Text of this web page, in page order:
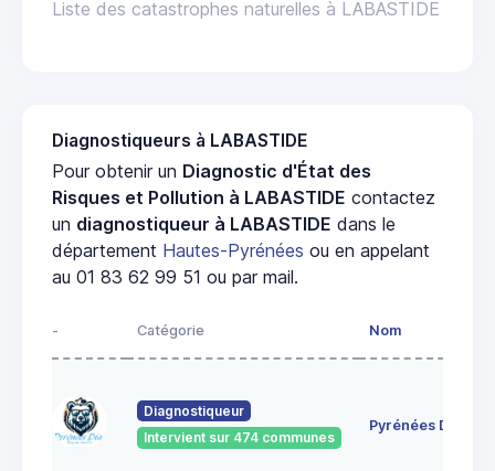
Liste des catastrophes naturelles à LABASTIDE
Diagnostiqueurs à LABASTIDE
Pour obtenir un Diagnostic d'État des
Risques et Pollution à LABASTIDE contactez
un diagnostiqueur à LABASTIDE dans le
département Hautes-Pyrénées ou en appelant
au 01 83 62 99 51 ou par mail.
- Catégorie Nom
Diagnostiqueur
Intervient sur 474 communes
Pyrénées Diag